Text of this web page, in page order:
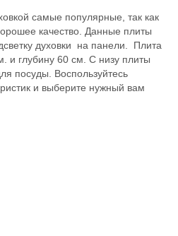
самые популярные, так как
качество. Данные плиты
духовки на панели. Плита
и глубину 60 см. С низу плиты
посуды. Воспользуйтесь
и выберите нужный вам